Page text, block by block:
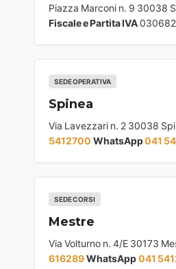
Piazza Marconi n. 9 30038
Fiscale e Partita IVA
SEDE OPERATIVA
Spinea
Via Lavezzari n. 2 30038
5412700 WhatsApp041
SEDE CORSI
Mestre
Via Volturno n. 4/E 30173
616289WhatsApp041